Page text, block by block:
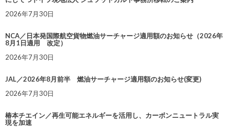
2026年7月30日
NCA／日本発国際航空貨物燃油サーチャージ適用額のお知らせ（2026年
8月1日適用 改定）
2026年7月30日
JAL／2026年8月前半 燃油サーチャージ適用額のお知らせ(変更)
2026年7月30日
椿本チエイン／再生可能エネルギーを活用し、カーボンニュートラル実
現を加速